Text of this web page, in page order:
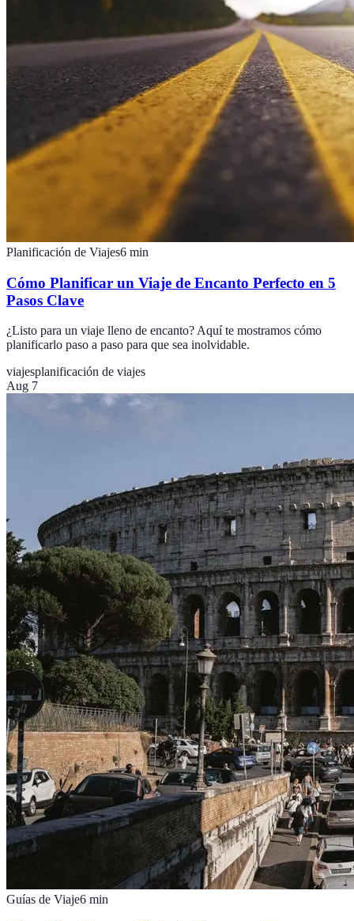
Planificación de Viajes6 min
Cómo Planificar un Viaje de Encanto Perfecto en 5
Pasos Clave
¿Listo para un viaje lleno de encanto? Aquí te mostramos cómo
planificarlo paso a paso para que sea inolvidable.
viajesplanificación de viajes
Aug 7
Guías de Viaje6 min